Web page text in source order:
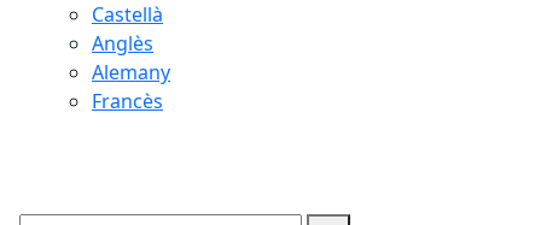
Castellà
Anglès
Alemany
Francès